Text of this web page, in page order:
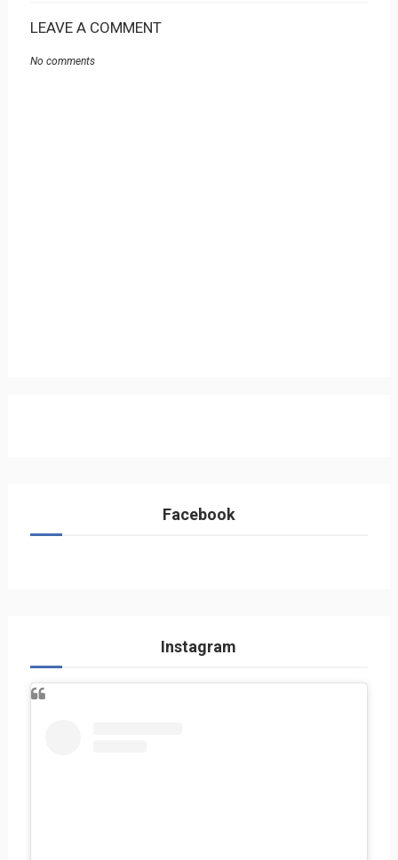
LEAVE A COMMENT
No comments
Facebook
Instagram